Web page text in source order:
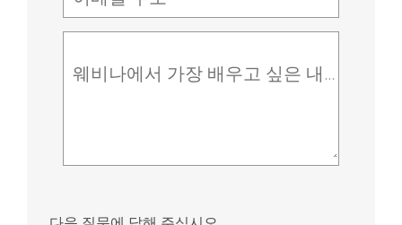
웨비나에서 가장 배우고 싶은 내용은 무엇인가요?